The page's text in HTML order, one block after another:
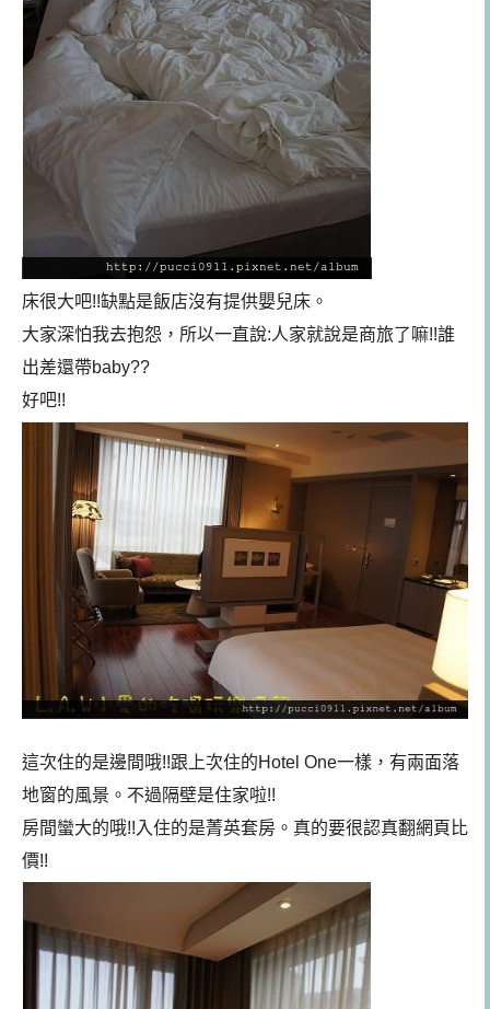
床很大吧!!缺點是飯店沒有提供嬰兒床。
大家深怕我去抱怨，所以一直說:人家就說是商旅了嘛!!誰
出差還帶baby??
好吧!!
這次住的是邊間哦!!跟上次住的Hotel One一樣，有兩面落
地窗的風景。不過隔壁是住家啦!!
房間蠻大的哦!!入住的是菁英套房。真的要很認真翻網頁比
價!!